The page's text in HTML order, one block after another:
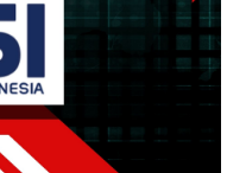
105, ARUS